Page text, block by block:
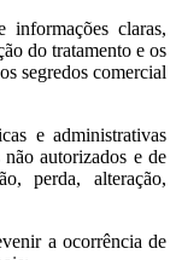
informações claras,
do tratamento e os
segredos comercial
e administrativas
não autorizados e de
perda, alteração,
a ocorrência de